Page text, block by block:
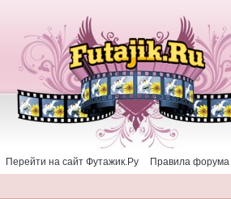
Перейти на сайт Футажик.Ру Правила форума